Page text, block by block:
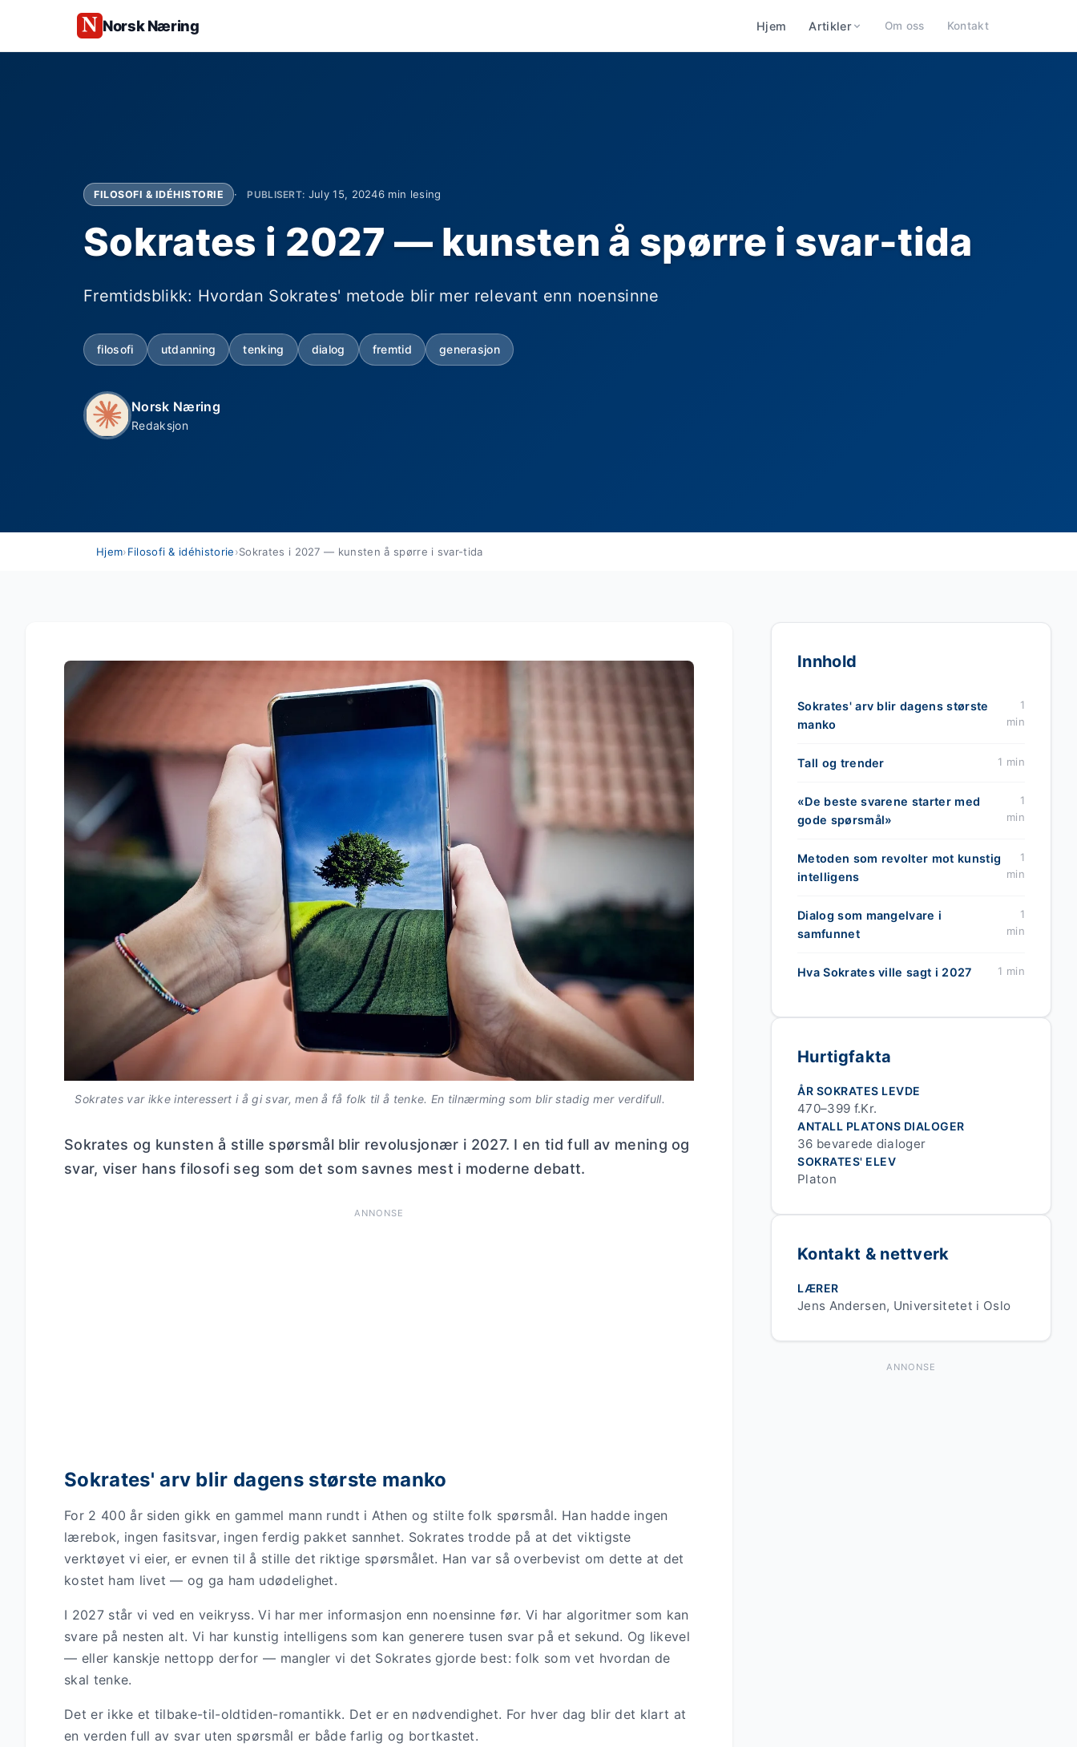
Norsk Næring Hjem Artikler Om oss Kontakt
FILOSOFI & IDÉHISTORIE PUBLISERT: July 15, 20246 min lesing
Sokrates i 2027 — kunsten å spørre i svar-tida
Fremtidsblikk: Hvordan Sokrates' metode blir mer relevant enn noensinne
filosofi utdanning tenking dialog fremtid generasjon
Norsk Næring
Redaksjon
Hjem›Filosofi & idéhistorie›Sokrates i 2027 — kunsten å spørre i svar-tida
Sokrates var ikke interessert i å gi svar, men å få folk til å tenke. En tilnærming som blir stadig mer verdifull.
Sokrates og kunsten å stille spørsmål blir revolusjonær i 2027. I en tid full av mening og
svar, viser hans filosofi seg som det som savnes mest i moderne debatt.
ANNONSE
Sokrates' arv blir dagens største manko
For 2 400 år siden gikk en gammel mann rundt i Athen og stilte folk spørsmål. Han hadde ingen
lærebok, ingen fasitsvar, ingen ferdig pakket sannhet. Sokrates trodde på at det viktigste
verktøyet vi eier, er evnen til å stille det riktige spørsmålet. Han var så overbevist om dette at det
kostet ham livet — og ga ham udødelighet.
I 2027 står vi ved en veikryss. Vi har mer informasjon enn noensinne før. Vi har algoritmer som kan
svare på nesten alt. Vi har kunstig intelligens som kan generere tusen svar på et sekund. Og likevel
— eller kanskje nettopp derfor — mangler vi det Sokrates gjorde best: folk som vet hvordan de
skal tenke.
Det er ikke et tilbake-til-oldtiden-romantikk. Det er en nødvendighet. For hver dag blir det klart at
en verden full av svar uten spørsmål er både farlig og bortkastet.
Innhold
Sokrates' arv blir dagens største
manko
1
min
Tall og trender 1 min
«De beste svarene starter med
gode spørsmål»
1
min
Metoden som revolter mot kunstig
intelligens
1
min
Dialog som mangelvare i
samfunnet
1
min
Hva Sokrates ville sagt i 2027 1 min
Hurtigfakta
ÅR SOKRATES LEVDE
470–399 f.Kr.
ANTALL PLATONS DIALOGER
36 bevarede dialoger
SOKRATES' ELEV
Platon
Kontakt & nettverk
LÆRER
Jens Andersen, Universitetet i Oslo
ANNONSE